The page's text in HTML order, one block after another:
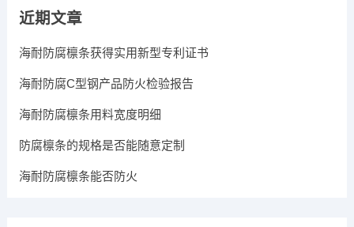
近期文章
海耐防腐檩条获得实用新型专利证书
海耐防腐C型钢产品防火检验报告
海耐防腐檩条用料宽度明细
防腐檩条的规格是否能随意定制
海耐防腐檩条能否防火